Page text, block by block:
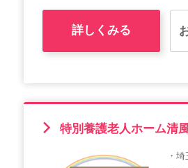
詳しくみる
特別養護老人ホーム清
・